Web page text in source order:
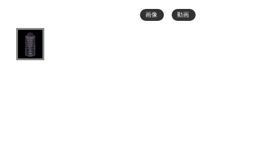
画像 動画